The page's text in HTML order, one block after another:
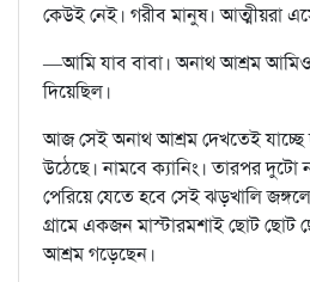
কেউই নেই। গরীব মানুষ। আত্মীয়রা
—আমি যাব বাবা। অনাথ আশ্রম আমিও
দিয়েছিল।
আজ সেই অনাথ আশ্রম দেখতেই যাচ্ছে
উঠেছে। নামবে ক্যানিং। তারপর
পেরিয়ে যেতে হবে সেই ঝড়খালি
গ্রামে একজন মাস্টারমশাই ছোট ছোট
আশ্রম গড়েছেন।